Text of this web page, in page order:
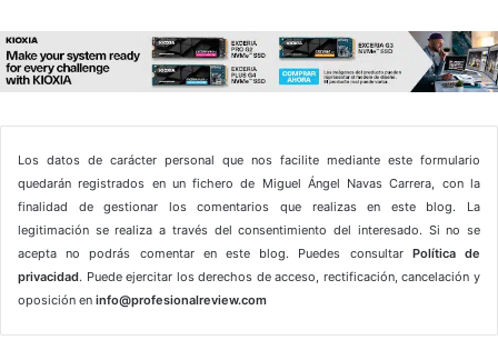
Los datos de carácter personal que nos facilite mediante este formulario
quedarán registrados en un fichero de Miguel Ángel Navas Carrera, con la
finalidad de gestionar los comentarios que realizas en este blog. La
legitimación se realiza a través del consentimiento del interesado. Si no se
acepta no podrás comentar en este blog. Puedes consultar Política de
privacidad. Puede ejercitar los derechos de acceso, rectificación, cancelación y
oposición en info@profesionalreview.com